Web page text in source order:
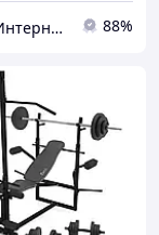
1.ForFit Интернет-магазин спортивных товаров 88%